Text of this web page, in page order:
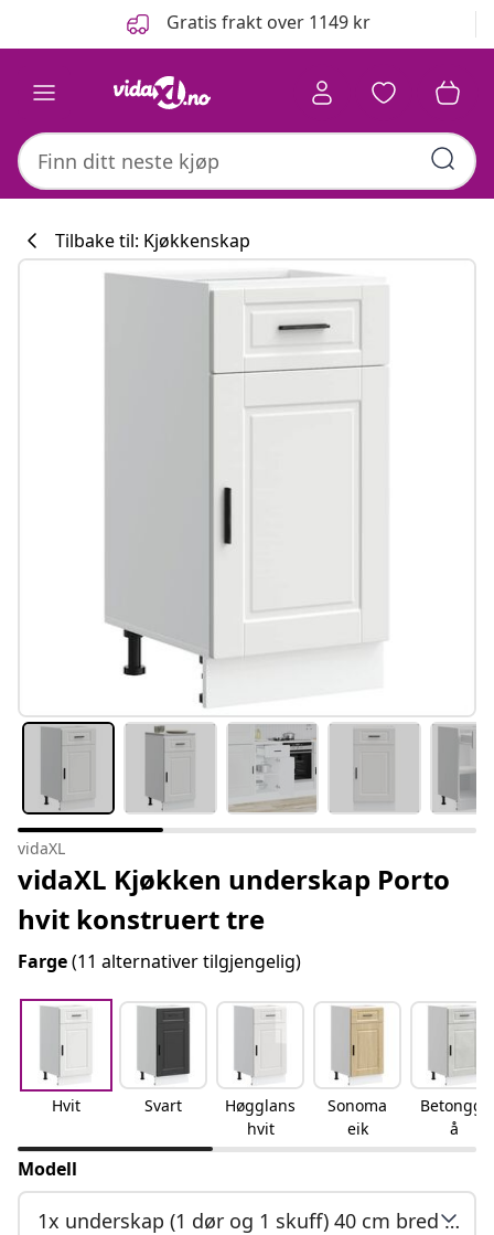
Gratis frakt over 1149 kr
Tilbake til: Kjøkkenskap
vidaXL
vidaXL Kjøkken underskap Porto
hvit konstruert tre
Farge(11 alternativer tilgjengelig)
Hvit Svart
Høgglans
hvit
Sonoma
eik
Betonggr
å
Modell
1x underskap (1 dør og 1 skuff) 40 cm bred 81,5 cm høy